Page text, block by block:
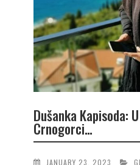
Dušanka Kapisoda:
Crnogorci…
JANUARY 23, 2023